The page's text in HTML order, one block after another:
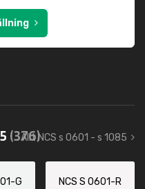
(376)
Allt NCS s 0601 - s 1085
G NCS S 0601-R